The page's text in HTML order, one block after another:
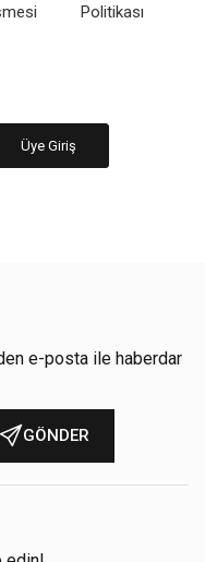
Politikası
Üye Giriş
e-posta ile haberdar
GÖNDER